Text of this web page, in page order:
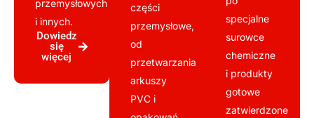
przemysłowych
i innych.
Dowiedz
się
więcej
części
przemysłowe,
od
przetwarzania
arkuszy
PVC i
specjalne
surowce
chemiczne
i produkty
gotowe
zatwierdzone